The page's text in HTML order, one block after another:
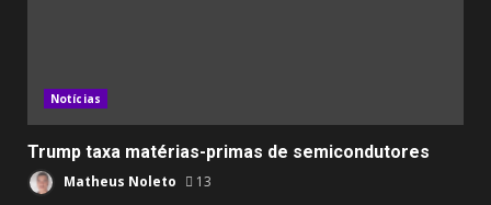
Notícias
Trump taxa matérias-primas de semicondutores
Matheus Noleto 13